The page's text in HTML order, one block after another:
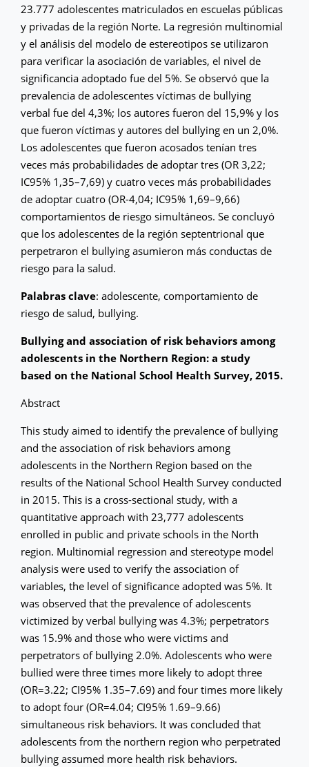
23.777 adolescentes matriculados en escuelas públicas
y privadas de la región Norte. La regresión multinomial
y el análisis del modelo de estereotipos se utilizaron
para verificar la asociación de variables, el nivel de
significancia adoptado fue del 5%. Se observó que la
prevalencia de adolescentes víctimas de bullying
verbal fue del 4,3%; los autores fueron del 15,9% y los
que fueron víctimas y autores del bullying en un 2,0%.
Los adolescentes que fueron acosados tenían tres
veces más probabilidades de adoptar tres (OR 3,22;
IC95% 1,35–7,69) y cuatro veces más probabilidades
de adoptar cuatro (OR-4,04; IC95% 1,69–9,66)
comportamientos de riesgo simultáneos. Se concluyó
que los adolescentes de la región septentrional que
perpetraron el bullying asumieron más conductas de
riesgo para la salud.
Palabras clave: adolescente, comportamiento de
riesgo de salud, bullying.
Bullying and association of risk behaviors among
adolescents in the Northern Region: a study
based on the National School Health Survey, 2015.
Abstract
This study aimed to identify the prevalence of bullying
and the association of risk behaviors among
adolescents in the Northern Region based on the
results of the National School Health Survey conducted
in 2015. This is a cross-sectional study, with a
quantitative approach with 23,777 adolescents
enrolled in public and private schools in the North
region. Multinomial regression and stereotype model
analysis were used to verify the association of
variables, the level of significance adopted was 5%. It
was observed that the prevalence of adolescents
victimized by verbal bullying was 4.3%; perpetrators
was 15.9% and those who were victims and
perpetrators of bullying 2.0%. Adolescents who were
bullied were three times more likely to adopt three
(OR=3.22; CI95% 1.35–7.69) and four times more likely
to adopt four (OR=4.04; CI95% 1.69–9.66)
simultaneous risk behaviors. It was concluded that
adolescents from the northern region who perpetrated
bullying assumed more health risk behaviors.